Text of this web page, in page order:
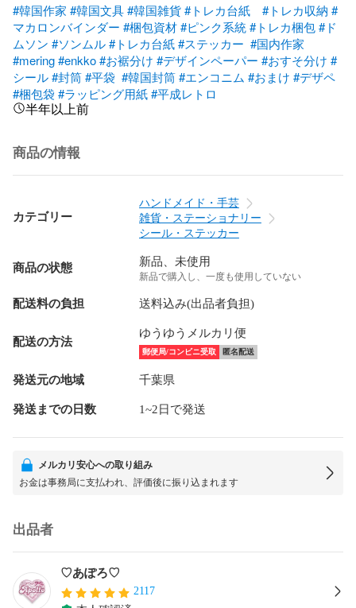
#韓国作家 #韓国文具#韓国雑貨#トレカ台紙 #トレカ収納 #
マカロンバインダー #梱包資材#ピンク系統#トレカ梱包#ド
ムソン #ソンムル#トレカ台紙#ステッカー #国内作家
#mering#enkko#お裾分け #デザインペーパー #おすそ分け #
シール#封筒#平袋 #韓国封筒#エンコニム #おまけ #デザペ
#梱包袋 #ラッピング用紙#平成レトロ
半年以上前
商品の情報
カテゴリー
ハンドメイド・手芸
雑貨・ステーショナリー
シール・ステッカー
商品の状態 新品、未使用
新品で購入し、一度も使用していない
配送料の負担 送料込み(出品者負担)
配送の方法
ゆうゆうメルカリ便
郵便局/コンビニ受取 匿名配送
発送元の地域 千葉県
発送までの日数 1~2日で発送
メルカリ安心への取り組み
お金は事務局に支払われ、評価後に振り込まれます
出品者
♡あぽろ♡
2117